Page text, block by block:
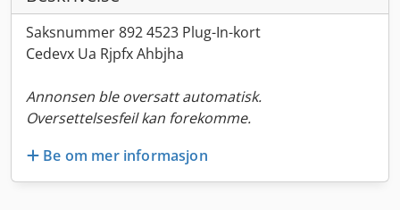
Saksnummer 892 4523 Plug-In-kort
Cedevx Ua Rjpfx Ahbjha
Annonsen ble oversatt automatisk.
Oversettelsesfeil kan forekomme.
Be om mer informasjon